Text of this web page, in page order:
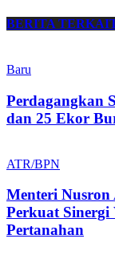
BERITA
Baru
Perdagangkan
dan 25 Ekor
ATR/BPN
Menteri
Perkuat
Pertanahan